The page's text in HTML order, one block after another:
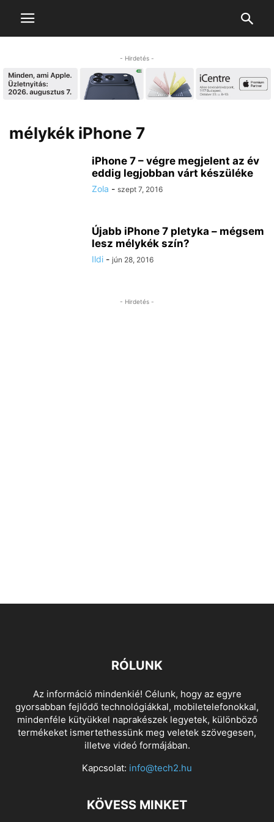
- Hirdetés -
mélykék iPhone 7
iPhone 7 – végre megjelent az év
eddig legjobban várt készüléke
Zola - szept 7, 2016
Újabb iPhone 7 pletyka – mégsem
lesz mélykék szín?
Ildi - jún 28, 2016
- Hirdetés -
RÓLUNK
Az információ mindenkié! Célunk, hogy az egyre
gyorsabban fejlődő technológiákkal, mobiletelefonokkal,
mindenféle kütyükkel naprakészek legyetek, különböző
termékeket ismertethessünk meg veletek szövegesen,
illetve videó formájában.
Kapcsolat: info@tech2.hu
KÖVESS MINKET